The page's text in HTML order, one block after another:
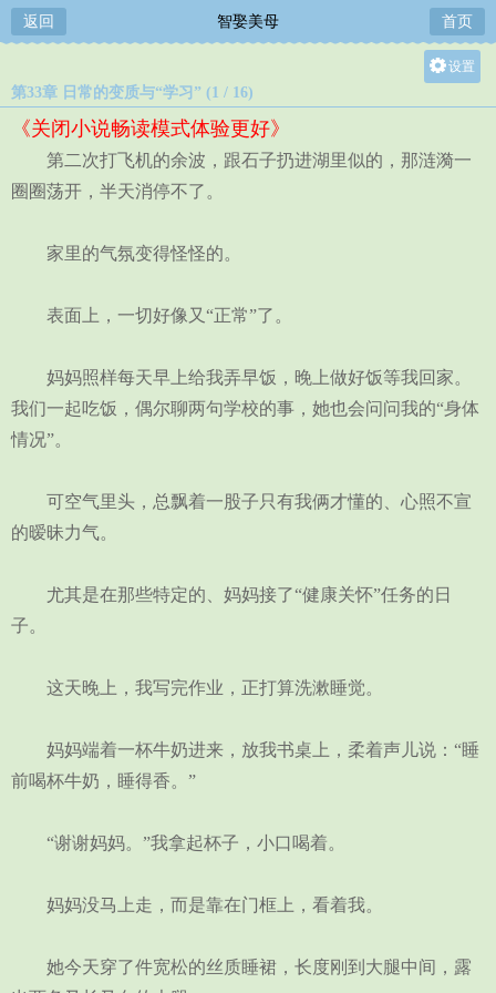
返回 智娶美母 首页
设置
中
第33章 日常的变质与“学习” (1 / 16)
《关闭小说畅读模式体验更好》
第二次打飞机的余波，跟石子扔进湖里似的，那涟漪一
圈圈荡开，半天消停不了。
家里的气氛变得怪怪的。
表面上，一切好像又“正常”了。
妈妈照样每天早上给我弄早饭，晚上做好饭等我回家。
我们一起吃饭，偶尔聊两句学校的事，她也会问问我的“身体
情况”。
可空气里头，总飘着一股子只有我俩才懂的、心照不宣
的暧昧力气。
尤其是在那些特定的、妈妈接了“健康关怀”任务的日
子。
这天晚上，我写完作业，正打算洗漱睡觉。
妈妈端着一杯牛奶进来，放我书桌上，柔着声儿说：“睡
前喝杯牛奶，睡得香。”
“谢谢妈妈。”我拿起杯子，小口喝着。
妈妈没马上走，而是靠在门框上，看着我。
她今天穿了件宽松的丝质睡裙，长度刚到大腿中间，露